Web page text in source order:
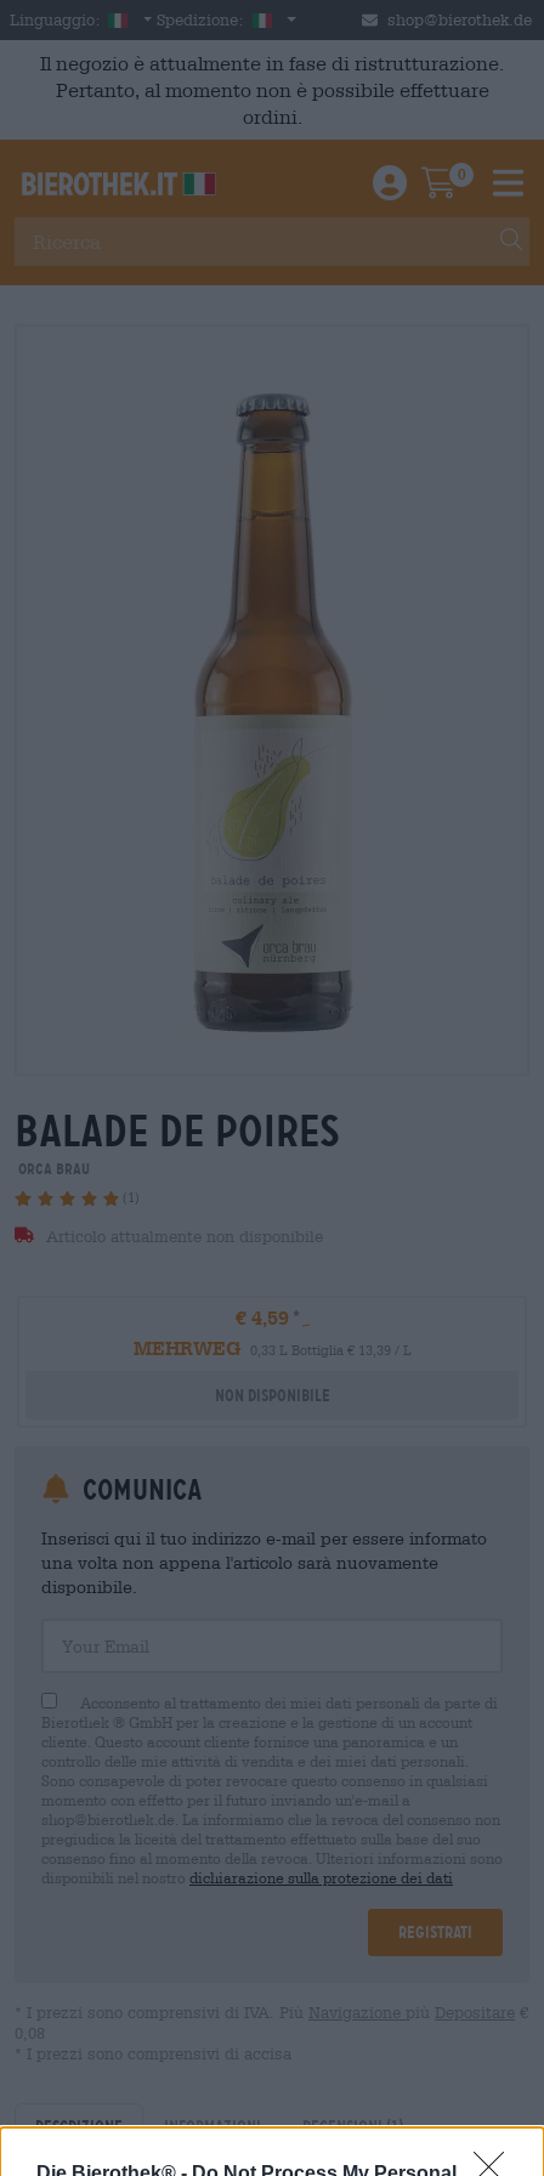
Skip to main content
Linguaggio: Italian
Spedizione: Italia shop@bierothek.de
Il negozio è attualmente in fase di ristrutturazione.
Pertanto, al momento non è possibile effettuare
ordini.
Einloggen /
0
balade de poires
orca brau
(1)
Articolo attualmente non disponibile
€ 4,59
MEHRWEG
0,33 L Bottiglia € 13,39 / L
Non disponibile
Comunica
Inserisci qui il tuo indirizzo e-mail per essere informato
una volta non appena l'articolo sarà nuovamente
disponibile.
Acconsento al trattamento dei miei dati personali da parte di
Bierothek ® GmbH per la creazione e la gestione di un account
cliente. Questo account cliente fornisce una panoramica e un
controllo delle mie attività di vendita e dei miei dati personali.
Sono consapevole di poter revocare questo consenso in qualsiasi
momento con effetto per il futuro inviando un'e-mail a
shop@bierothek.de. La informiamo che la revoca del consenso non
pregiudica la liceità del trattamento effettuato sulla base del suo
consenso fino al momento della revoca. Ulteriori informazioni sono
disponibili nel nostro dichiarazione sulla protezione dei dati
Registrati
* I prezzi sono comprensivi di IVA. Più Navigazione più Depositare €
0,08
* I prezzi sono comprensivi di accisa
Descrizione Informazioni Recensioni(1)